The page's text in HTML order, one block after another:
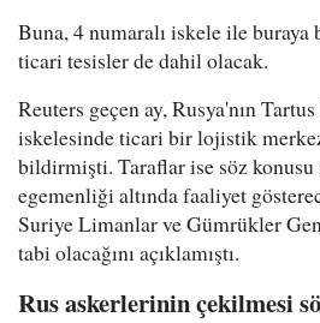
Buna, 4 numaralı iskele ile buraya
ticari tesisler de dahil olacak.
Reuters geçen ay, Rusya'nın
iskelesinde ticari bir lojistik
bildirmişti. Taraflar ise söz
egemenliği altında faaliyet
Suriye Limanlar ve Gümrükler
tabi olacağını açıklamıştı.
Rus askerlerinin çekilmesi